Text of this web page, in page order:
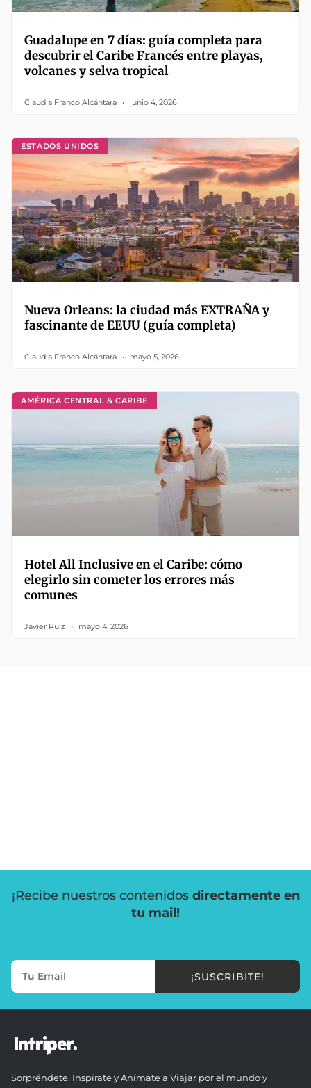
Guadalupe en 7 días: guía completa para
descubrir el Caribe Francés entre playas,
volcanes y selva tropical
Claudia Franco Alcántara junio 4, 2026
ESTADOS UNIDOS
Nueva Orleans: la ciudad más EXTRAÑA y
fascinante de EEUU (guía completa)
Claudia Franco Alcántara mayo 5, 2026
AMÉRICA CENTRAL & CARIBE
Hotel All Inclusive en el Caribe: cómo
elegirlo sin cometer los errores más
comunes
Javier Ruiz mayo 4, 2026
¡Recibe nuestros contenidos directamente en
tu mail!
¡SUSCRIBITE!
Sorpréndete, Inspírate y Anímate a Viajar por el mundo y